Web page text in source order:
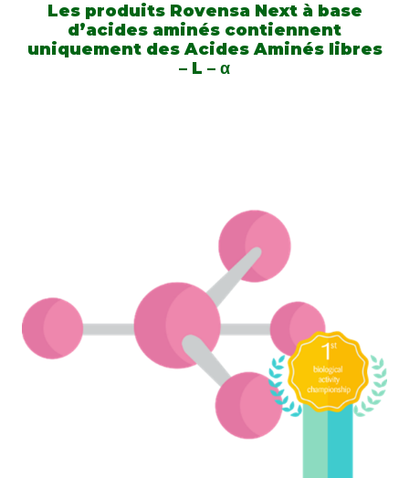
Les produits Rovensa Next à base
d’acides aminés contiennent
uniquement des Acides Aminés libres
– L – α